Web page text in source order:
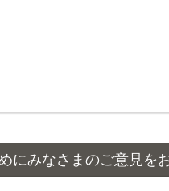
にみなさまのご意見を